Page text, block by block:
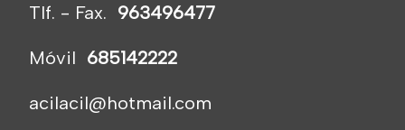
Tlf. - Fax. 963496477
Móvil 685142222
acilacil@hotmail.com